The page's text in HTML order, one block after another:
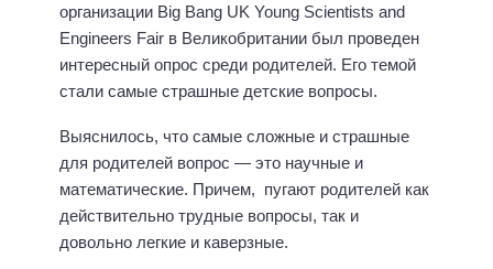
организации Big Bang UK Young Scientists and
Engineers Fair в Великобритании был проведен
интересный опрос среди родителей. Его темой
стали самые страшные детские вопросы.
Выяснилось, что самые сложные и страшные
для родителей вопрос — это научные и
математические. Причем, пугают родителей как
действительно трудные вопросы, так и
довольно легкие и каверзные.